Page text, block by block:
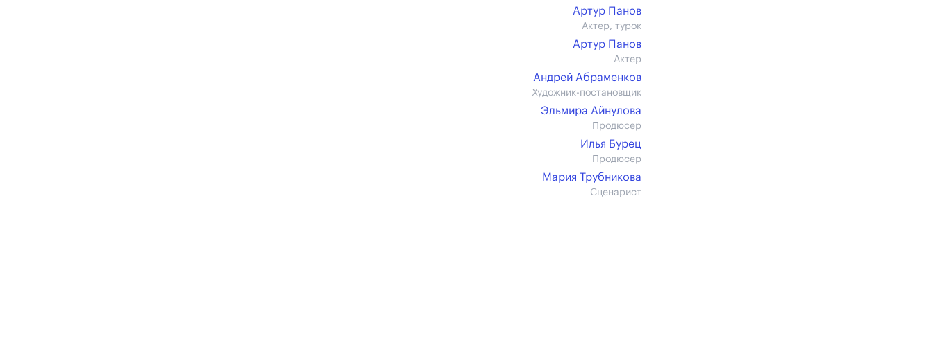
Артур Панов
Актер, турок
Артур Панов
Актер
Андрей Абраменков
Художник-постановщик
Эльмира Айнулова
Продюсер
Илья Бурец
Продюсер
Мария Трубникова
Сценарист